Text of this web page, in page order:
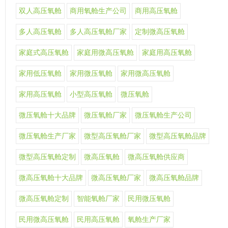
双人高压氧舱 商用氧舱生产公司 商用高压氧舱
多人高压氧舱 多人高压氧舱厂家 定制微高压氧舱
家庭式高压氧舱 家庭用微高压氧舱 家庭用高压氧舱
家用低压氧舱 家用微压氧舱 家用微高压氧舱
家用高压氧舱 小型高压氧舱 微压氧舱
微压氧舱十大品牌 微压氧舱厂家 微压氧舱生产公司
微压氧舱生产厂家 微型高压氧舱厂家 微型高压氧舱品牌
微型高压氧舱定制 微高压氧舱 微高压氧舱供应商
微高压氧舱十大品牌 微高压氧舱厂家 微高压氧舱品牌
微高压氧舱定制 智能氧舱厂家 民用微压氧舱
民用微高压氧舱 民用高压氧舱 氧舱生产厂家